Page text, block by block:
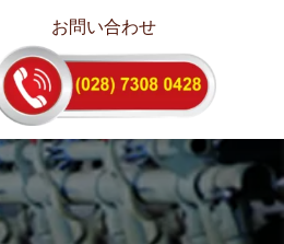
お問い合わせ